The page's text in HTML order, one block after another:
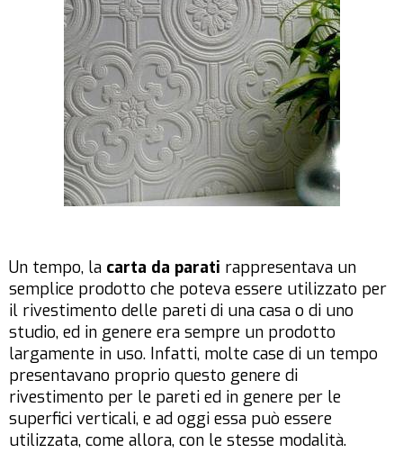
Un tempo, la carta da parati rappresentava un
semplice prodotto che poteva essere utilizzato per
il rivestimento delle pareti di una casa o di uno
studio, ed in genere era sempre un prodotto
largamente in uso. Infatti, molte case di un tempo
presentavano proprio questo genere di
rivestimento per le pareti ed in genere per le
superfici verticali, e ad oggi essa può essere
utilizzata, come allora, con le stesse modalità.